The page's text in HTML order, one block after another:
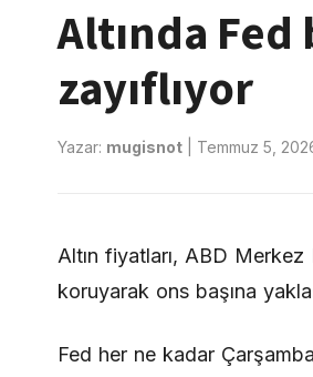
Altında
zayıflıyor
Yazar: mugisnot Temmuz 5,
Altın fiyatları, ABD Merkez
koruyarak ons başına
Fed her ne kadar